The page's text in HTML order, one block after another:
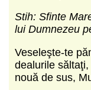
Stih: Sfinte
lui Dumnezeu
Veseleşte-te
dealurile
nouă de sus,